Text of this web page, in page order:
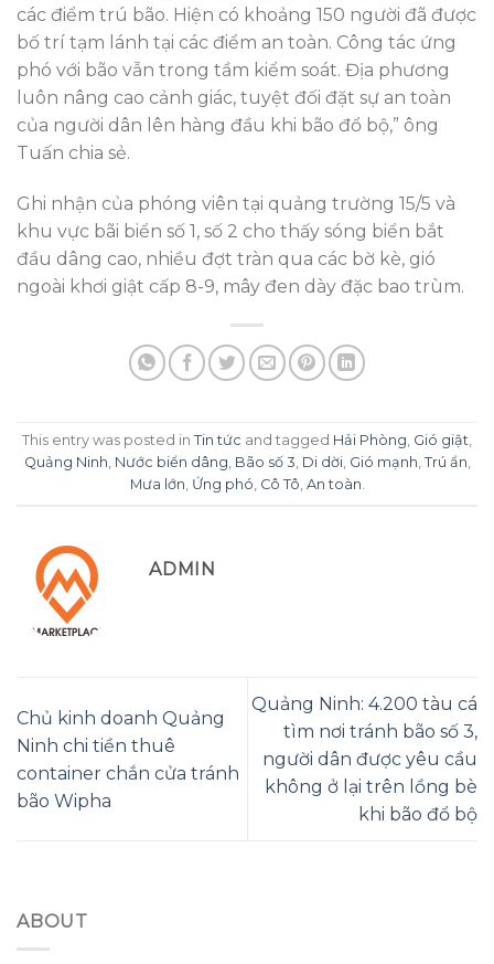
các điểm trú bão. Hiện có khoảng 150 người đã được
bố trí tạm lánh tại các điểm an toàn. Công tác ứng
phó với bão vẫn trong tầm kiểm soát. Địa phương
luôn nâng cao cảnh giác, tuyệt đối đặt sự an toàn
của người dân lên hàng đầu khi bão đổ bộ,” ông
Tuấn chia sẻ.
Ghi nhận của phóng viên tại quảng trường 15/5 và
khu vực bãi biển số 1, số 2 cho thấy sóng biển bắt
đầu dâng cao, nhiều đợt tràn qua các bờ kè, gió
ngoài khơi giật cấp 8-9, mây đen dày đặc bao trùm.
This entry was posted in Tin tức and tagged Hải Phòng, Gió giật,
Quảng Ninh, Nước biển dâng, Bão số 3, Di dời, Gió mạnh, Trú ẩn,
Mưa lớn, Ứng phó, Cô Tô, An toàn.
ADMIN
Chủ kinh doanh Quảng
Ninh chi tiền thuê
container chắn cửa tránh
bão Wipha
Quảng Ninh: 4.200 tàu cá
tìm nơi tránh bão số 3,
người dân được yêu cầu
không ở lại trên lồng bè
khi bão đổ bộ
ABOUT